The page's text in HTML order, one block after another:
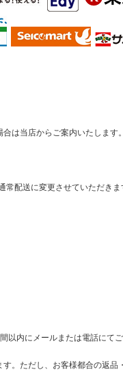
は当店からご案内いたします。
配送に変更させていただきま
以内にメールまたは電話にて
。ただし、お客様都合の返品